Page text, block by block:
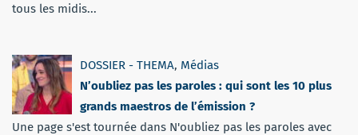
tous les midis...
DOSSIER - THEMA, Médias
N’oubliez pas les paroles : qui sont les 10 plus
grands maestros de l’émission ?
Une page s'est tournée dans N'oubliez pas les paroles avec